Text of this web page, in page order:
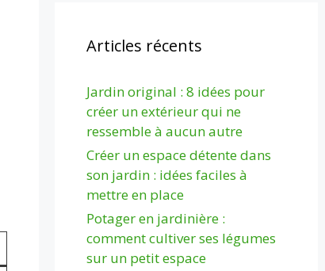
Articles récents
Jardin original : 8 idées pour
créer un extérieur qui ne
ressemble à aucun autre
Créer un espace détente dans
son jardin : idées faciles à
mettre en place
Potager en jardinière :
comment cultiver ses légumes
sur un petit espace